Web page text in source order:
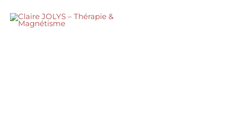
contenu
vitaminé
aux